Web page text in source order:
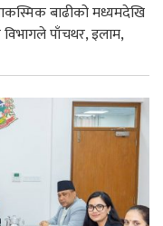
बाढीको मध्यमदेखि
पाँचथर, इलाम,